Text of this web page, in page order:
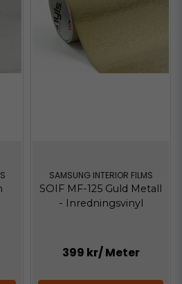
SAMSUNG INTERIOR FILMS
SOIF MF-125 Guld Metall
- Inredningsvinyl
399 kr/ Meter